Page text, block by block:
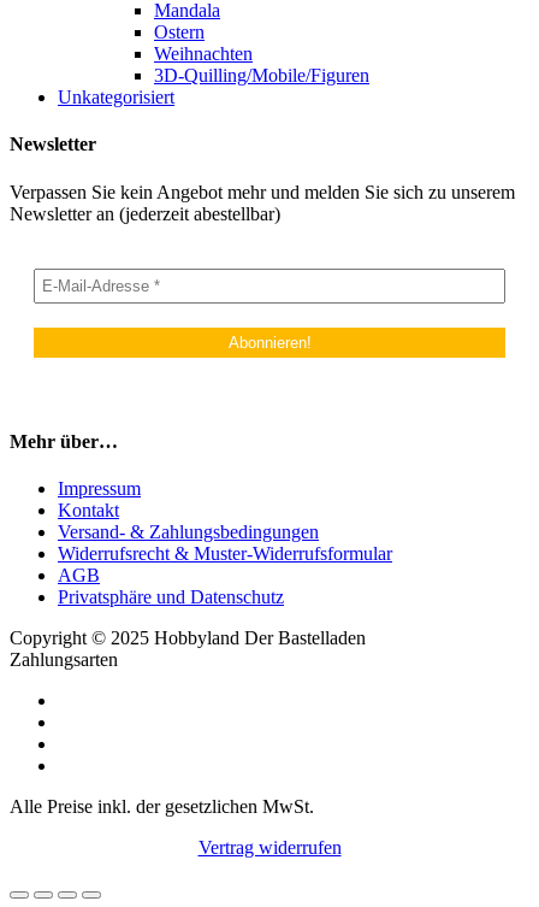
Mandala
Ostern
Weihnachten
3D-Quilling/Mobile/Figuren
Unkategorisiert
Newsletter
Verpassen Sie kein Angebot mehr und melden Sie sich zu unserem
Newsletter an (jederzeit abestellbar)
Mehr über…
Impressum
Kontakt
Versand- & Zahlungsbedingungen
Widerrufsrecht & Muster-Widerrufsformular
AGB
Privatsphäre und Datenschutz
Copyright © 2025 Hobbyland Der Bastelladen
Zahlungsarten
Alle Preise inkl. der gesetzlichen MwSt.
Vertrag widerrufen